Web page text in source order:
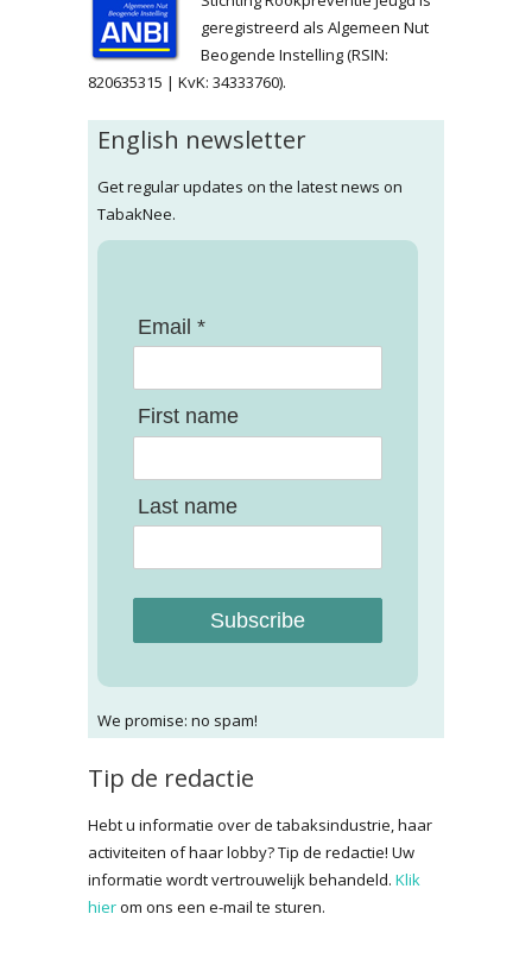
geregistreerd als Algemeen Nut
Beogende Instelling (RSIN:
820635315 | KvK: 34333760).
English newsletter
Get regular updates on the latest news on
TabakNee.
Email *
First name
Last name
Subscribe
We promise: no spam!
Tip de redactie
Hebt u informatie over de tabaksindustrie, haar
activiteiten of haar lobby? Tip de redactie! Uw
informatie wordt vertrouwelijk behandeld. Klik
hierom ons een e-mail te sturen.